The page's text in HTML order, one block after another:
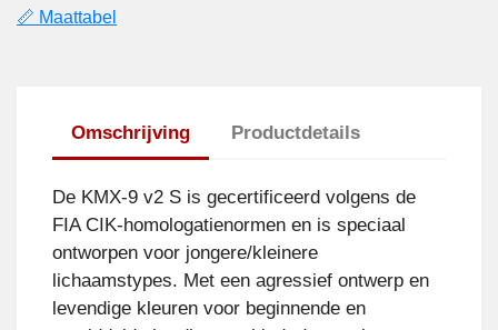
📏 Maattabel
Omschrijving Productdetails
De KMX-9 v2 S is gecertificeerd volgens de
FIA CIK-homologatienormen en is speciaal
ontworpen voor jongere/kleinere
lichaamstypes. Met een agressief ontwerp en
levendige kleuren voor beginnende en